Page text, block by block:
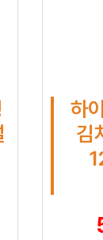
하
김